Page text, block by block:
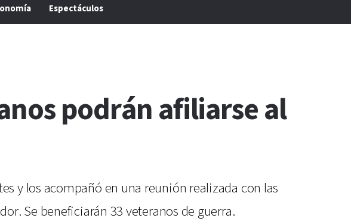
Espectáculos
podrán afiliarse al
y los acompañó en una reunión realizada con las
Se beneficiarán 33 veteranos de guerra.